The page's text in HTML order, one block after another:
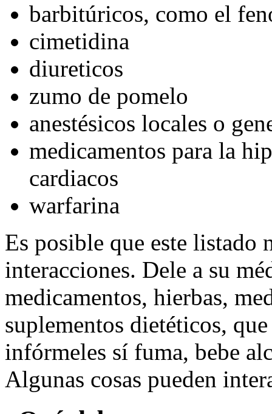
barbitúricos, como el
cimetidina
diureticos
zumo de pomelo
anestésicos locales o
medicamentos para la
cardiacos
warfarina
Es posible que este listado
interacciones. Dele a su
medicamentos, hierbas,
suplementos dietéticos,
infórmeles sí fuma, bebe
Algunas cosas pueden